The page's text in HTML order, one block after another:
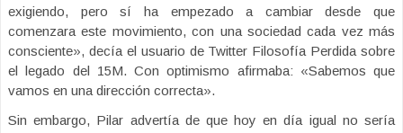
exigiendo, pero sí ha empezado a cambiar desde que
comenzara este movimiento, con una sociedad cada vez más
consciente», decía el usuario de Twitter Filosofía Perdida sobre
el legado del 15M. Con optimismo afirmaba: «Sabemos que
vamos en una dirección correcta».
Sin embargo, Pilar advertía de que hoy en día igual no sería